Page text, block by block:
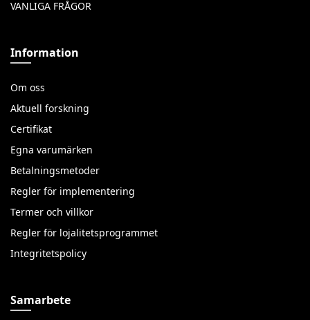
VANLIGA FRÅGOR
Information
Om oss
Aktuell forskning
Certifikat
Egna varumärken
Betalningsmetoder
Regler för implementering
Termer och villkor
Regler för lojalitetsprogrammet
Integritetspolicy
Samarbete